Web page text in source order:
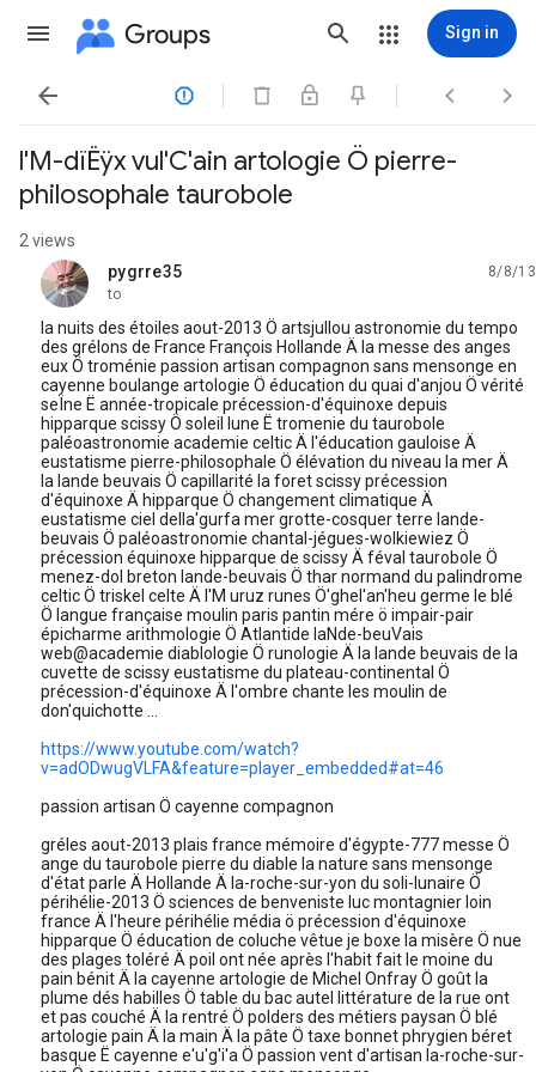
Groups Sign in
   
l'M-dïËÿx vul'C'ain artologie Ö pierre-
philosophale taurobole
2 views
pygrre35
unread,
8/8/13
to
la nuits des étoiles aout-2013 Ö artsjullou astronomie du tempo
des grélons de France François Hollande Ä la messe des anges
eux Ö troménie passion artisan compagnon sans mensonge en
cayenne boulange artologie Ö éducation du quai d'anjou Ö vérité
seÏne Ë année-tropicale précession-d'équinoxe depuis
hipparque scissy Ö soleil lune Ë tromenie du taurobole
paléoastronomie academie celtic Ä l'éducation gauloise Ä
eustatisme pierre-philosophale Ö élévation du niveau la mer Ä
la lande beuvais Ö capillarité la foret scissy précession
d'équinoxe Ä hipparque Ö changement climatique Ä
eustatisme ciel della'gurfa mer grotte-cosquer terre lande-
beuvais Ö paléoastronomie chantal-jégues-wolkiewiez Ö
précession équinoxe hipparque de scissy Ä féval taurobole Ö
menez-dol breton lande-beuvais Ö thar normand du palindrome
celtic Ö triskel celte Ä l'M uruz runes Ö'ghel'an'heu germe le blé
Ö langue française moulin paris pantin mére ö impair-pair
épicharme arithmologie Ö Atlantide laNde-beuVais
web@academie diablologie Ö runologie Ä la lande beuvais de la
cuvette de scissy eustatisme du plateau-continental Ö
précession-d'équinoxe Ä l'ombre chante les moulin de
don'quichotte ...
https://www.youtube.com/watch?
v=adODwugVLFA&feature=player_embedded#at=46
passion artisan Ö cayenne compagnon
gréles aout-2013 plais france mémoire d'égypte-777 messe Ö
ange du taurobole pierre du diable la nature sans mensonge
d'état parle Ä Hollande Ä la-roche-sur-yon du soli-lunaire Ö
périhélie-2013 Ö sciences de benveniste luc montagnier loin
france Ä l'heure périhélie média ö précession d'équinoxe
hipparque Ö éducation de coluche vêtue je boxe la misère Ö nue
des plages toléré Ä poil ont née après l'habit fait le moine du
pain bénit Ä la cayenne artologie de Michel Onfray Ö goût la
plume dés habilles Ö table du bac autel littérature de la rue ont
et pas couché Ä la rentré Ö polders des métiers paysan Ö blé
artologie pain Ä la main Ä la pâte Ö taxe bonnet phrygien béret
basque Ë cayenne e'u'g'i'a Ö passion vent d'artisan la-roche-sur-